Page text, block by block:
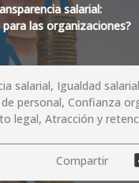
salarial:
las organizaciones?
salarial, Igualdad
personal, Confianza
legal, Atracción y
Compartir